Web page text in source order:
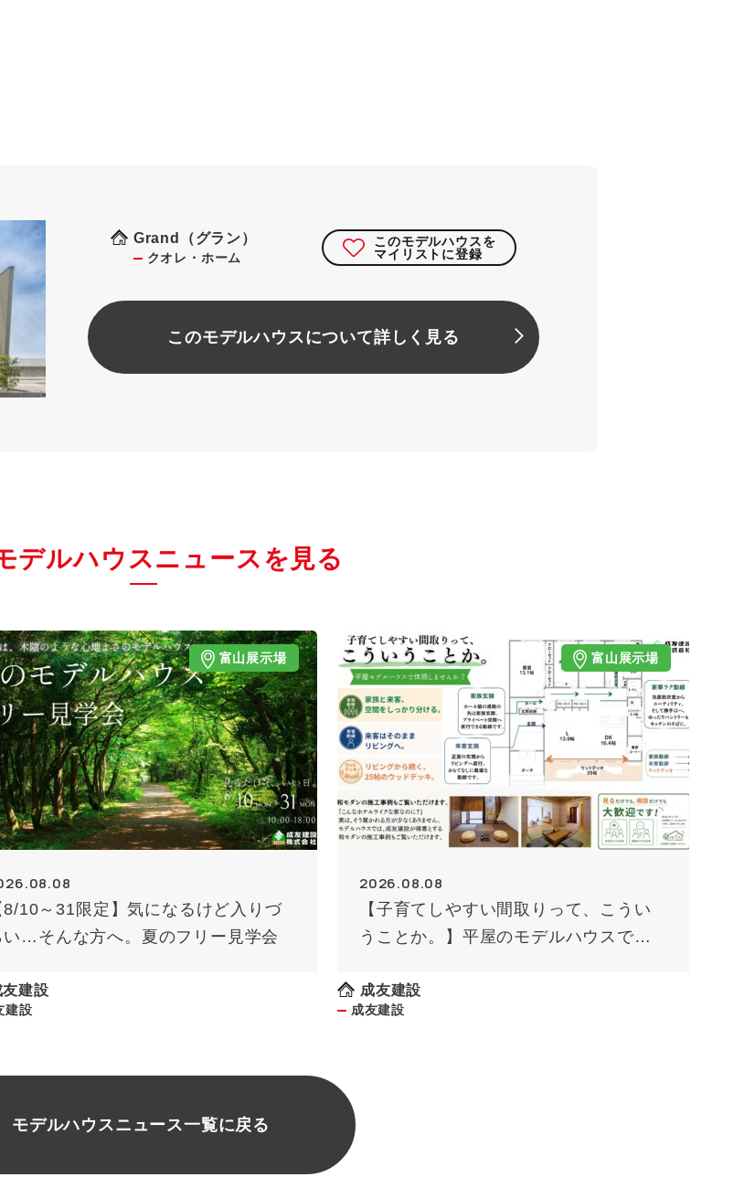
Grand（グラン）
クオレ・ホーム
このモデルハウスを
マイリストに登録
このモデルハウスについて詳しく見る
デルハウスニュースを見る
富山展示場
8/10～31限定】気になるけど入りづ
い…そんな方へ。夏のフリー見学会
友建設
建設
富山展示場
2026.08.08
【子育てしやすい間取りって、こうい
うことか。】平屋のモデルハウスで確
成友建設
成友建設
モデルハウスニュース一覧に戻る